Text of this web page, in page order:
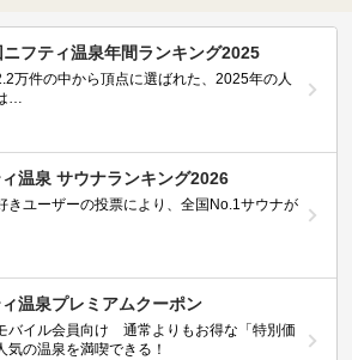
フティ温泉年間ランキング2025
万件の中から頂点に選ばれた、2025年の人
…
温泉 サウナランキング2026
きユーザーの投票により、全国No.1サウナが
温泉プレミアムクーポン
バイル会員向け 通常よりもお得な「特別価
気の温泉を満喫できる！